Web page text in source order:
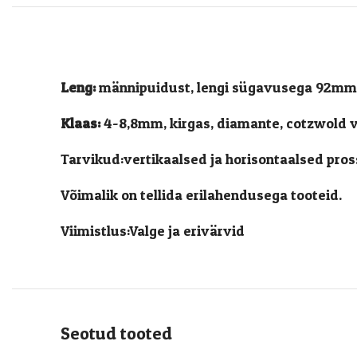
Leng:männipuidust, lengi sügavusega 92mm
Klaas:4-8,8mm, kirgas, diamante, cotzwold
Tarvikud:vertikaalsed ja horisontaalsed
Võimalik on tellida erilahendusega tooteid.
Viimistlus:Valge ja erivärvid
Seotud tooted